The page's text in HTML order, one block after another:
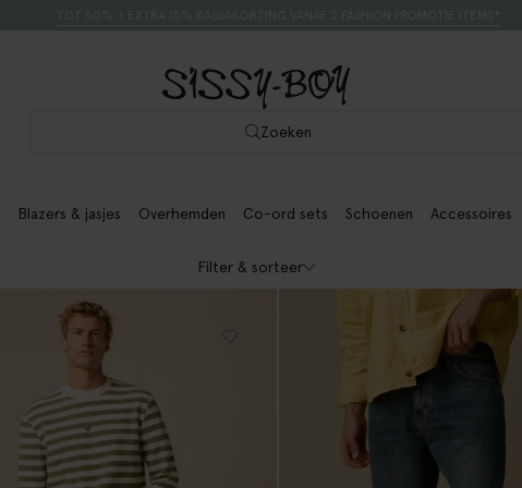
Zoeken
Blazers & jasjes Overhemden Co-ord sets Schoenen Accessoires
Filter & sorteer